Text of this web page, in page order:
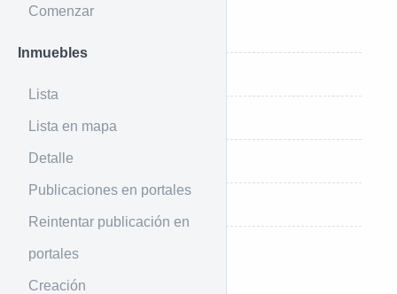
Comenzar
Inmuebles
Lista
Lista en mapa
Detalle
Publicaciones en portales
Reintentar publicación en
portales
Creación
Parámetros que recibe
Introducción